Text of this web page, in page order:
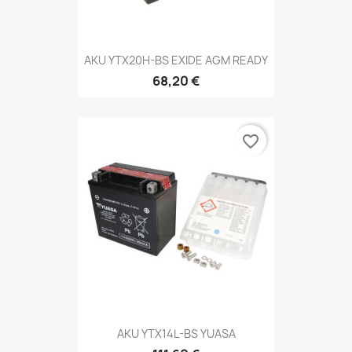
AKU YTX20H-BS EXIDE AGM READY
68,20 €
AKU YTX14L-BS YUASA
favorite_border